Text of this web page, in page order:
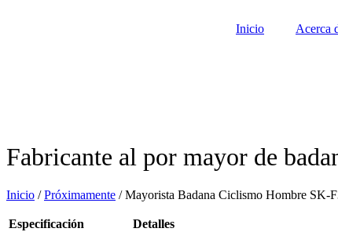
Inicio Acerca
Fabricante al por mayor de
Inicio /Próximamente / Mayorista Badana Ciclismo Hombre SK-
Especificación
Detalles